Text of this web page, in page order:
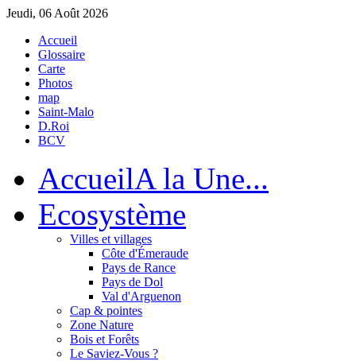
Jeudi, 06 Août 2026
Accueil
Glossaire
Carte
Photos
map
Saint-Malo
D.Roi
BCV
AccueilA la Une...
Ecosystème
Villes et villages
Côte d'Émeraude
Pays de Rance
Pays de Dol
Val d'Arguenon
Cap & pointes
Zone Nature
Bois et Forêts
Le Saviez-Vous ?